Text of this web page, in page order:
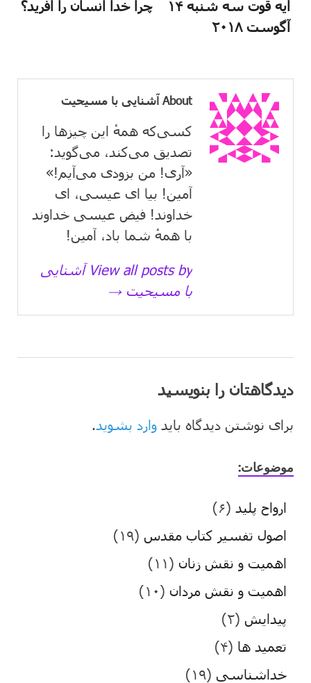
آیه قوت سه شنبه ۱۴
آگوست ۲۰۱۸
چرا خدا انسان را آفرید؟
About آشنایی با مسیحیت
کسی‌که همهٔ این چیزها را
تصدیق می‌كند، می‌گوید:
«آری! من بزودی می‌آیم!»
آمین! بیا ای عیسی، ای
خداوند! فیض عیسی خداوند
با همهٔ شما باد، آمین!
View all posts by آشنایی
با مسیحیت →
دیدگاهتان را بنویسید
برای نوشتن دیدگاه باید وارد بشوید .
موضوعات:
ارواح پلید (۶)
اصول تفسیر کتاب مقدس (۱۹)
اهمیت و نقش زنان (۱۱)
اهمیت و نقش مردان (۱۰)
پیدایش (۲)
تعمید ها (۴)
خداشناسی (۱۹)